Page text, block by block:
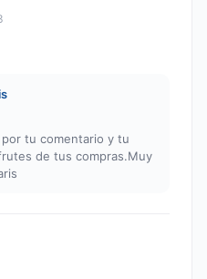
tu comentario y tu
de tus compras.Muy